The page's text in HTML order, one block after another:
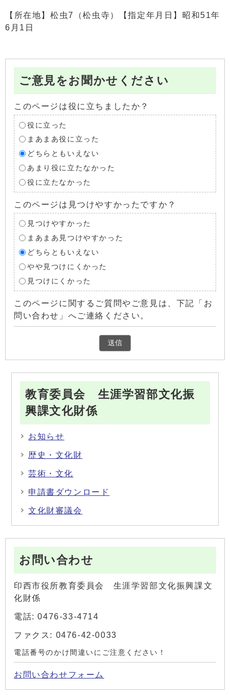
【所在地】松虫7（松虫寺）【指定年月日】昭和51年
6月1日
ご意見をお聞かせください
このページは役に立ちましたか？
役に立った
まあまあ役に立った
どちらともいえない
あまり役に立たなかった
役に立たなかった
このページは見つけやすかったですか？
見つけやすかった
まあまあ見つけやすかった
どちらともいえない
やや見つけにくかった
見つけにくかった
このページに関するご質問やご意見は、下記「お
問い合わせ」へご連絡ください。
教育委員会 生涯学習部文化振
興課文化財係
お知らせ
歴史・文化財
芸術・文化
申請書ダウンロード
文化財審議会
お問い合わせ
印西市役所教育委員会 生涯学習部文化振興課文
化財係
電話: 0476-33-4714
ファクス: 0476-42-0033
電話番号のかけ間違いにご注意ください！
お問い合わせフォーム